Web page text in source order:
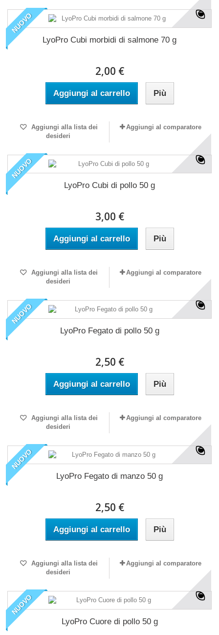
NUOVO
LyoPro Cubi morbidi di salmone 70 g
2,00 €
Aggiungi al carrello Più
Aggiungi alla lista dei
desideri
Aggiungi al comparatore
NUOVO
LyoPro Cubi di pollo 50 g
3,00 €
Aggiungi al carrello Più
Aggiungi alla lista dei
desideri
Aggiungi al comparatore
NUOVO
LyoPro Fegato di pollo 50 g
2,50 €
Aggiungi al carrello Più
Aggiungi alla lista dei
desideri
Aggiungi al comparatore
NUOVO
LyoPro Fegato di manzo 50 g
2,50 €
Aggiungi al carrello Più
Aggiungi alla lista dei
desideri
Aggiungi al comparatore
NUOVO
LyoPro Cuore di pollo 50 g